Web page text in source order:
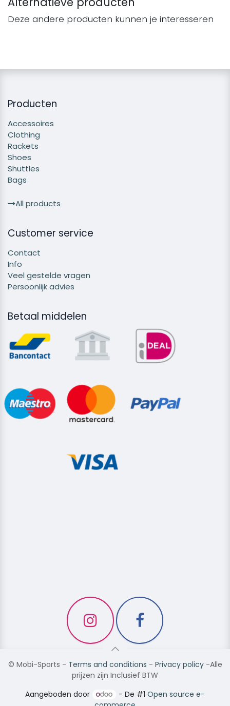
Deze andere producten kunnen je interesseren
Producten
Accessoires
Clothing
Rackets
Shoes
Shuttles
Bags
All products
Customer service
Contact
Info
Veel gestelde vragen
Persoonlijk advies
Betaal middelen
© Mobi-Sports - Terms and conditions - Privacy policy-Alle
prijzen zijn Inclusief BTW
Aangeboden door
- De #1Open source e-